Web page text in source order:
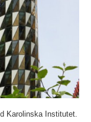
Karolinska Institutet.